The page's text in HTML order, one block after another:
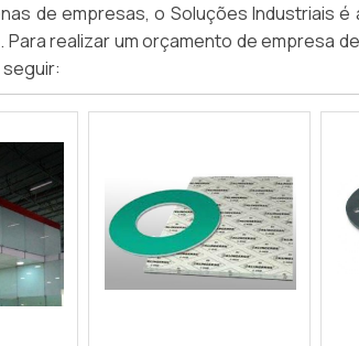
de empresas, o Soluções Industriais
Para realizar um orçamento de empresa